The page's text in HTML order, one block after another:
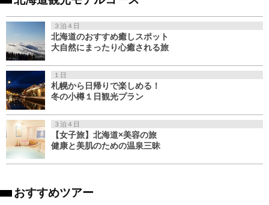
３泊４日
北海道のおすすめ癒しスポット
大自然にまったり心癒される旅
１日
札幌から日帰りで楽しめる！
冬の小樽１日観光プラン
３泊４日
【女子旅】北海道×美容の旅
健康と美肌のための温泉三昧
おすすめツアー